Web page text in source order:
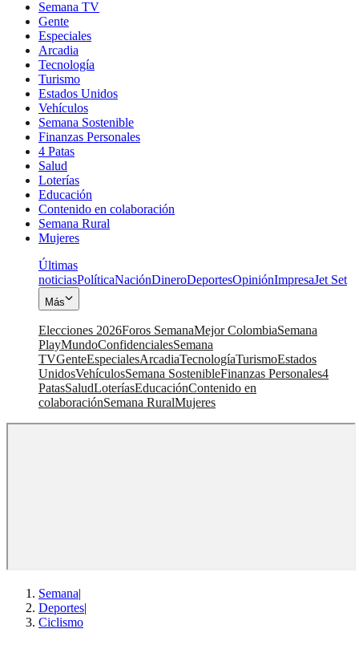
Semana TV
Gente
Especiales
Arcadia
Tecnología
Turismo
Estados Unidos
Vehículos
Semana Sostenible
Finanzas Personales
4 Patas
Salud
Loterías
Educación
Contenido en colaboración
Semana Rural
Mujeres
Últimas
noticiasPolíticaNaciónDineroDeportesOpiniónImpresaJet Set
Más
Elecciones 2026Foros SemanaMejor ColombiaSemana
PlayMundoConfidencialesSemana
TVGenteEspecialesArcadiaTecnologíaTurismoEstados
UnidosVehículosSemana SostenibleFinanzas Personales4
PatasSaludLoteríasEducaciónContenido en
colaboraciónSemana RuralMujeres
Semana|
Deportes|
Ciclismo